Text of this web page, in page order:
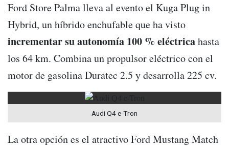
Ford Store Palma lleva al evento el Kuga Plug in
Hybrid, un híbrido enchufable que ha visto
incrementar su autonomía 100 % eléctricahasta
los 64 km. Combina un propulsor eléctrico con el
motor de gasolina Duratec 2.5 y desarrolla 225 cv.
Audi Q4 e-Tron
La otra opción es el atractivo Ford Mustang Match